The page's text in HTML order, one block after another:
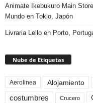
Animate Ikebukuro Main
Mundo en Tokio, Japón
Livraria Lello en Porto,
Nube de Etiquetas
Aerolinea Alojamiento
costumbres Crucero